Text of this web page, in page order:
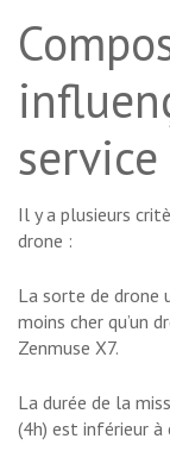
Il y a plusieurs
drone :
La sorte de drone
moins cher qu’un
Zenmuse X7.
La durée de la
(4h) est inférieur à